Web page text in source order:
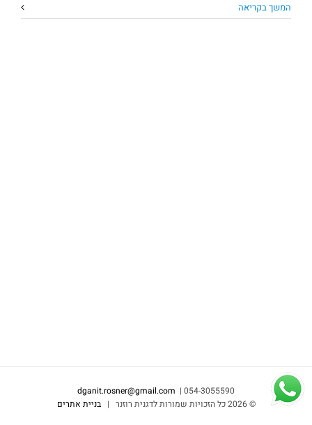
המשך בקריאה
054-3055590 |
dganit.rosner@gmail.com
©2026 כל הזכויות שמורות לדגנית רוזנר | בניית אתרים